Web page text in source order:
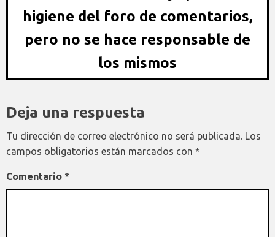
higiene del foro de comentarios,
pero no se hace responsable de
los mismos
Deja una respuesta
Tu dirección de correo electrónico no será publicada. Los
campos obligatorios están marcados con *
Comentario *